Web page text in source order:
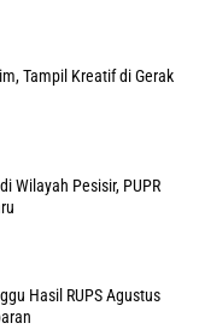
Tampil Kreatif di Gerak
Wilayah Pesisir, PUPR
Hasil RUPS Agustus